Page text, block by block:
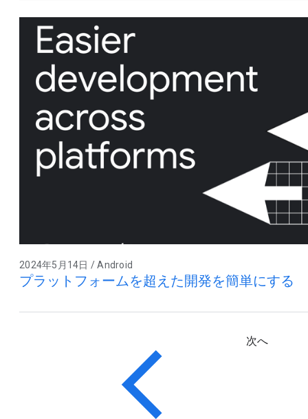
2024年5月14日 / Android
プラットフォームを超えた開発を簡単にする
次へ